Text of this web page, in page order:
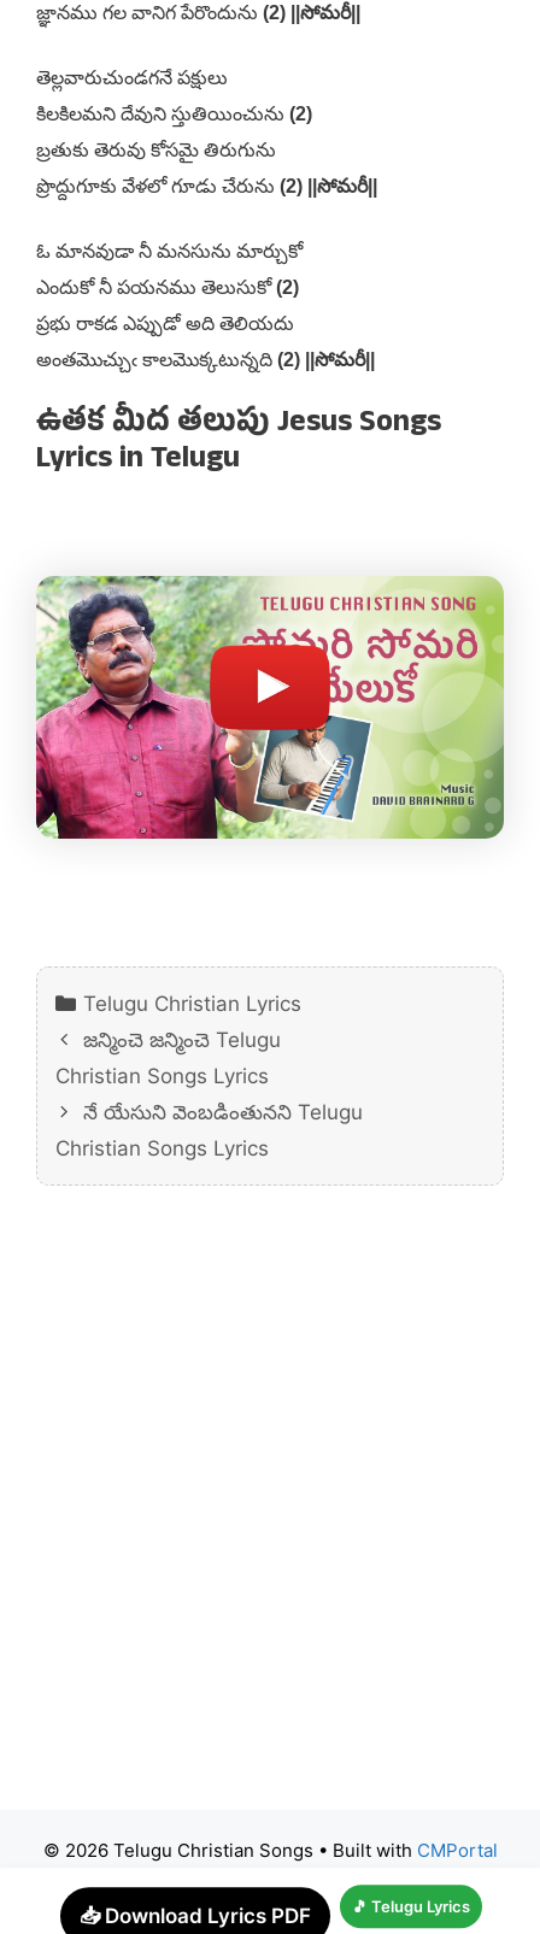
జ్ఞానము గల వానిగ పేరొందును (2) ||సోమరీ||
తెల్లవారుచుండగనే పక్షులు
కిలకిలమని దేవుని స్తుతియించును (2)
బ్రతుకు తెరువు కోసమై తిరుగును
ప్రొద్దుగూకు వేళలో గూడు చేరును (2) ||సోమరీ||
ఓ మానవుడా నీ మనసును మార్చుకో
ఎందుకో నీ పయనము తెలుసుకో(2)
ప్రభు రాకడ ఎప్పుడో అది తెలియదు
అంతమొచ్చుఁ కాలమొక్కటున్నది (2) ||సోమరీ||
ఉతక మీద తలుపు Jesus Songs
Lyrics in Telugu
Categories
Telugu Christian Lyrics
జన్మించె జన్మించె Telugu
Christian Songs Lyrics
నే యేసుని వెంబడింతునని Telugu
Christian Songs Lyrics
© 2026 Telugu Christian Songs • Built with CMPortal
📥 Download Lyrics PDF 🎵 Telugu Lyrics